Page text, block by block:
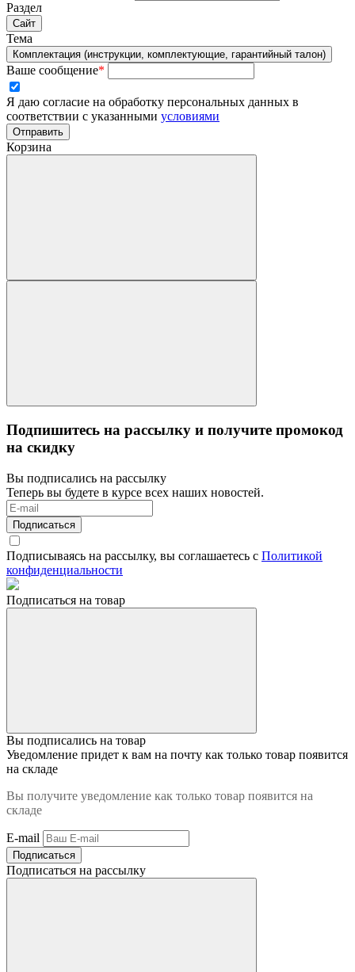
Раздел
Сайт
Тема
Комплектация (инструкции, комплектующие, гарантийный талон)
Ваше сообщение*
Я даю согласие на обработку персональных данных в
соответствии с указанными условиями
Отправить
Корзина
Подпишитесь на рассылку и получите промокод
на скидку
Вы подписались на рассылку
Теперь вы будете в курсе всех наших новостей.
Подписаться
Подписываясь на рассылку, вы соглашаетесь с Политикой
конфиденциальности
Подписаться на товар
Вы подписались на товар
Уведомление придет к вам на почту как только товар появится
на складе
Вы получите уведомление как только товар появится на
складе
E-mail
Подписаться
Подписаться на рассылку